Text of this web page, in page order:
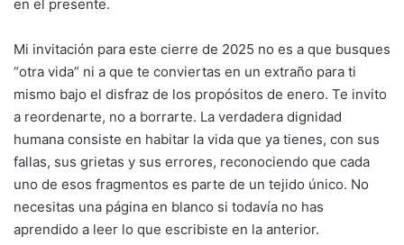
en el presente.
Mi invitación para este cierre de 2025 no es a que busques
“otra vida” ni a que te conviertas en un extraño para ti
mismo bajo el disfraz de los propósitos de enero. Te invito
a reordenarte, no a borrarte. La verdadera dignidad
humana consiste en habitar la vida que ya tienes, con sus
fallas, sus grietas y sus errores, reconociendo que cada
uno de esos fragmentos es parte de un tejido único. No
necesitas una página en blanco si todavía no has
aprendido a leer lo que escribiste en la anterior.